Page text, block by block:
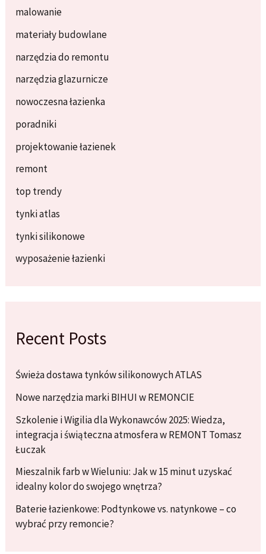
malowanie
materiały budowlane
narzędzia do remontu
narzędzia glazurnicze
nowoczesna łazienka
poradniki
projektowanie łazienek
remont
top trendy
tynki atlas
tynki silikonowe
wyposażenie łazienki
Recent Posts
Świeża dostawa tynków silikonowych ATLAS
Nowe narzędzia marki BIHUI w REMONCIE
Szkolenie i Wigilia dla Wykonawców 2025: Wiedza,
integracja i świąteczna atmosfera w REMONT Tomasz
Łuczak
Mieszalnik farb w Wieluniu: Jak w 15 minut uzyskać
idealny kolor do swojego wnętrza?
Baterie łazienkowe: Podtynkowe vs. natynkowe – co
wybrać przy remoncie?